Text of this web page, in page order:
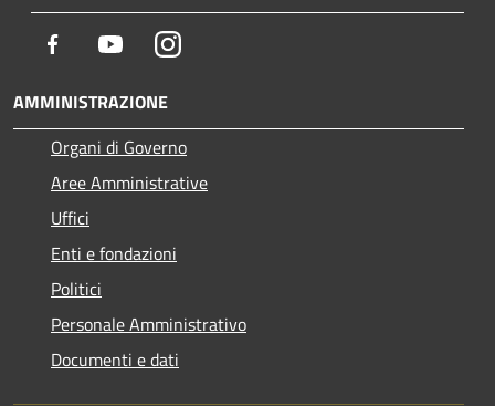
Facebook YoutubeInstagram
AMMINISTRAZIONE
Organi di Governo
Aree Amministrative
Uffici
Enti e fondazioni
Politici
Personale Amministrativo
Documenti e dati